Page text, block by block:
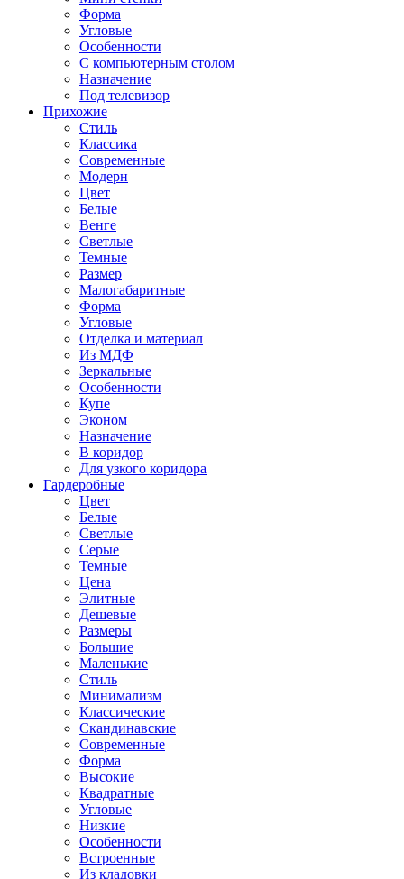
Форма
Угловые
Особенности
С компьютерным столом
Назначение
Под телевизор
Прихожие
Стиль
Классика
Современные
Модерн
Цвет
Белые
Венге
Светлые
Темные
Размер
Малогабаритные
Форма
Угловые
Отделка и материал
Из МДФ
Зеркальные
Особенности
Купе
Эконом
Назначение
В коридор
Для узкого коридора
Гардеробные
Цвет
Белые
Светлые
Серые
Темные
Цена
Элитные
Дешевые
Размеры
Большие
Маленькие
Стиль
Минимализм
Классические
Скандинавские
Современные
Форма
Высокие
Квадратные
Угловые
Низкие
Особенности
Встроенные
Из кладовки